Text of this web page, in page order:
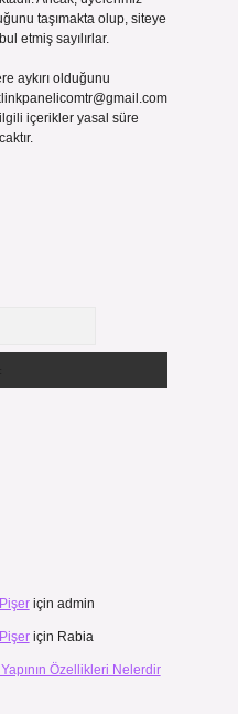
taşımakta olup, siteye
etmiş sayılırlar.
aykırı olduğunu
içerikler yasal süre
için admin
için Rabia
Özellikleri Nelerdir